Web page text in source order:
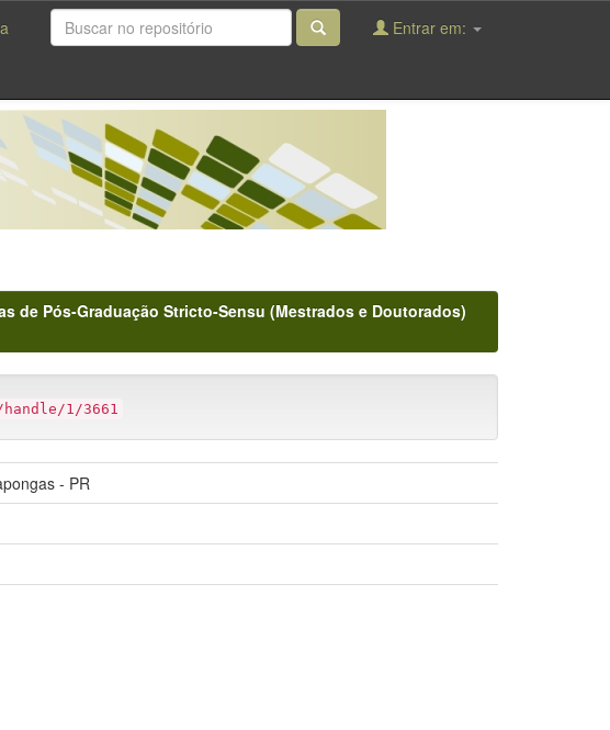
Entrar em:
de Pós-Graduação Stricto-Sensu (Mestrados e Doutorados)
1/3661
- PR